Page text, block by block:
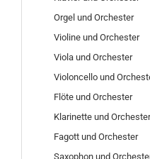
Orgel und Orchester
Violine und Orchester
Viola und Orchester
Violoncello und
Flöte und Orchester
Klarinette und Orchester
Fagott und Orchester
Saxophon und